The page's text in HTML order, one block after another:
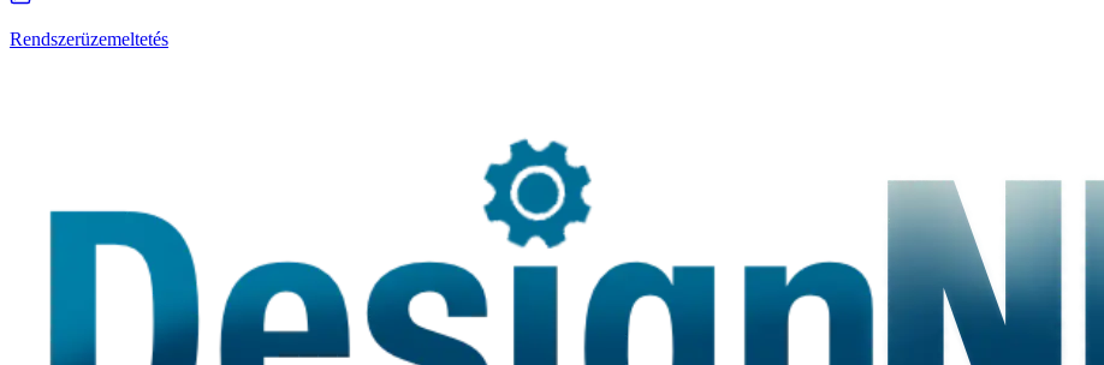
Rendszerüzemeltetés